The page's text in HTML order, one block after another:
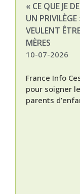
« CE QUE JE
UN
VEULENT
MÈRES
10-07-2026
France Info
pour soigner
parents